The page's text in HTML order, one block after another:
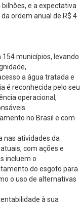
e a expectativa
ordem anual de R$ 4
municípios, levando
a água tratada e
é reconhecida pelo seu
operacional,
no Brasil e com
nas atividades da
com ações e
incluem o
do esgoto para
o uso de alternativas
à sua